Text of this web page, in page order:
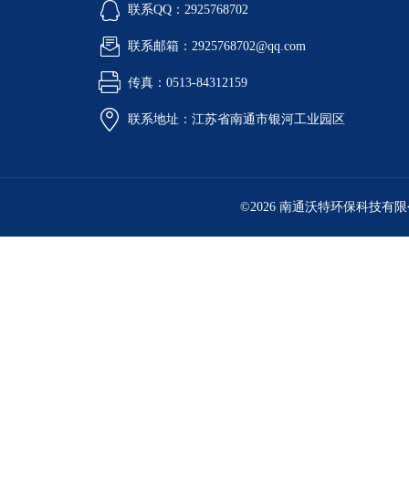
联系QQ：2925768702
联系邮箱：2925768702@qq.com
传真：0513-84312159
联系地址：江苏省南通市银河工业园区
©2026 南通沃特环保科技有